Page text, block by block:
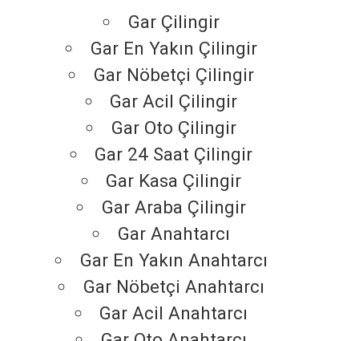
Gar Çilingir
Gar En Yakın Çilingir
Gar Nöbetçi Çilingir
Gar Acil Çilingir
Gar Oto Çilingir
Gar 24 Saat Çilingir
Gar Kasa Çilingir
Gar Araba Çilingir
Gar Anahtarcı
Gar En Yakın Anahtarcı
Gar Nöbetçi Anahtarcı
Gar Acil Anahtarcı